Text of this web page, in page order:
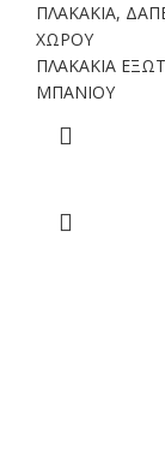
ΠΛΑΚΑΚΙΑ,
ΧΩΡΟΥ
ΠΛΑΚΑΚΙΑ
ΜΠΑΝΙΟΥ